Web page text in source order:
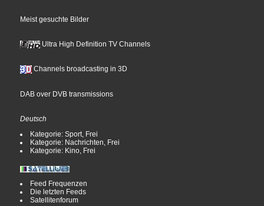
Meist gesuchte Bilder
Ultra High Definition TV Channels
Channels broadcasting in 3D
DAB over DVB transmissions
Deutsch
Kategorie: Sport, Frei
Kategorie: Nachrichten, Frei
Kategorie: Kino, Frei
Feed Frequenzen
Die letzten Feeds
Satellitenforum